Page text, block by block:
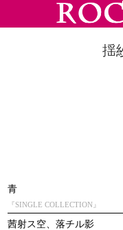
揺
青
『SINGLE COLLECTION』
茜射ス空、落チル影